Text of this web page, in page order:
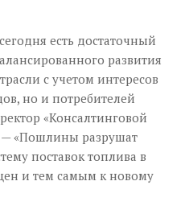
есть достаточный
развития
с учетом интересов
но и потребителей
«Консалтинговой
— «Пошлины разрушат
поставок топлива в
и тем самым к новому